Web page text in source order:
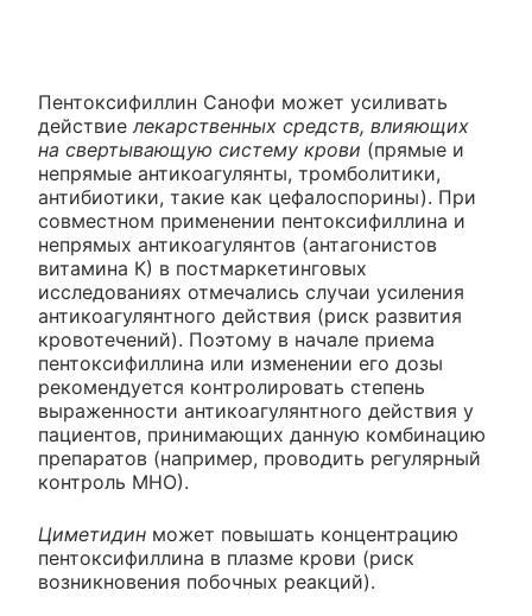
Пентоксифиллин Санофи может усиливать
действиелекарственных средств, влияющих
на свертывающую систему крови (прямые и
непрямые антикоагулянты, тромболитики,
антибиотики, такие как цефалоспорины). При
совместном применении пентоксифиллина и
непрямых антикоагулянтов (антагонистов
витамина К) в постмаркетинговых
исследованиях отмечались случаи усиления
антикоагулянтного действия (риск развития
кровотечений). Поэтому в начале приема
пентоксифиллина или изменении его дозы
рекомендуется контролировать степень
выраженности антикоагулянтного действия у
пациентов, принимающих данную комбинацию
препаратов (например, проводить регулярный
контроль МНО).
Циметидин может повышать концентрацию
пентоксифиллина в плазме крови (риск
возникновения побочных реакций).